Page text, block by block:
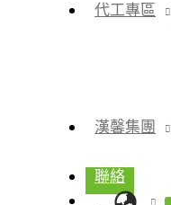
代工專區
漢馨集團
聯絡